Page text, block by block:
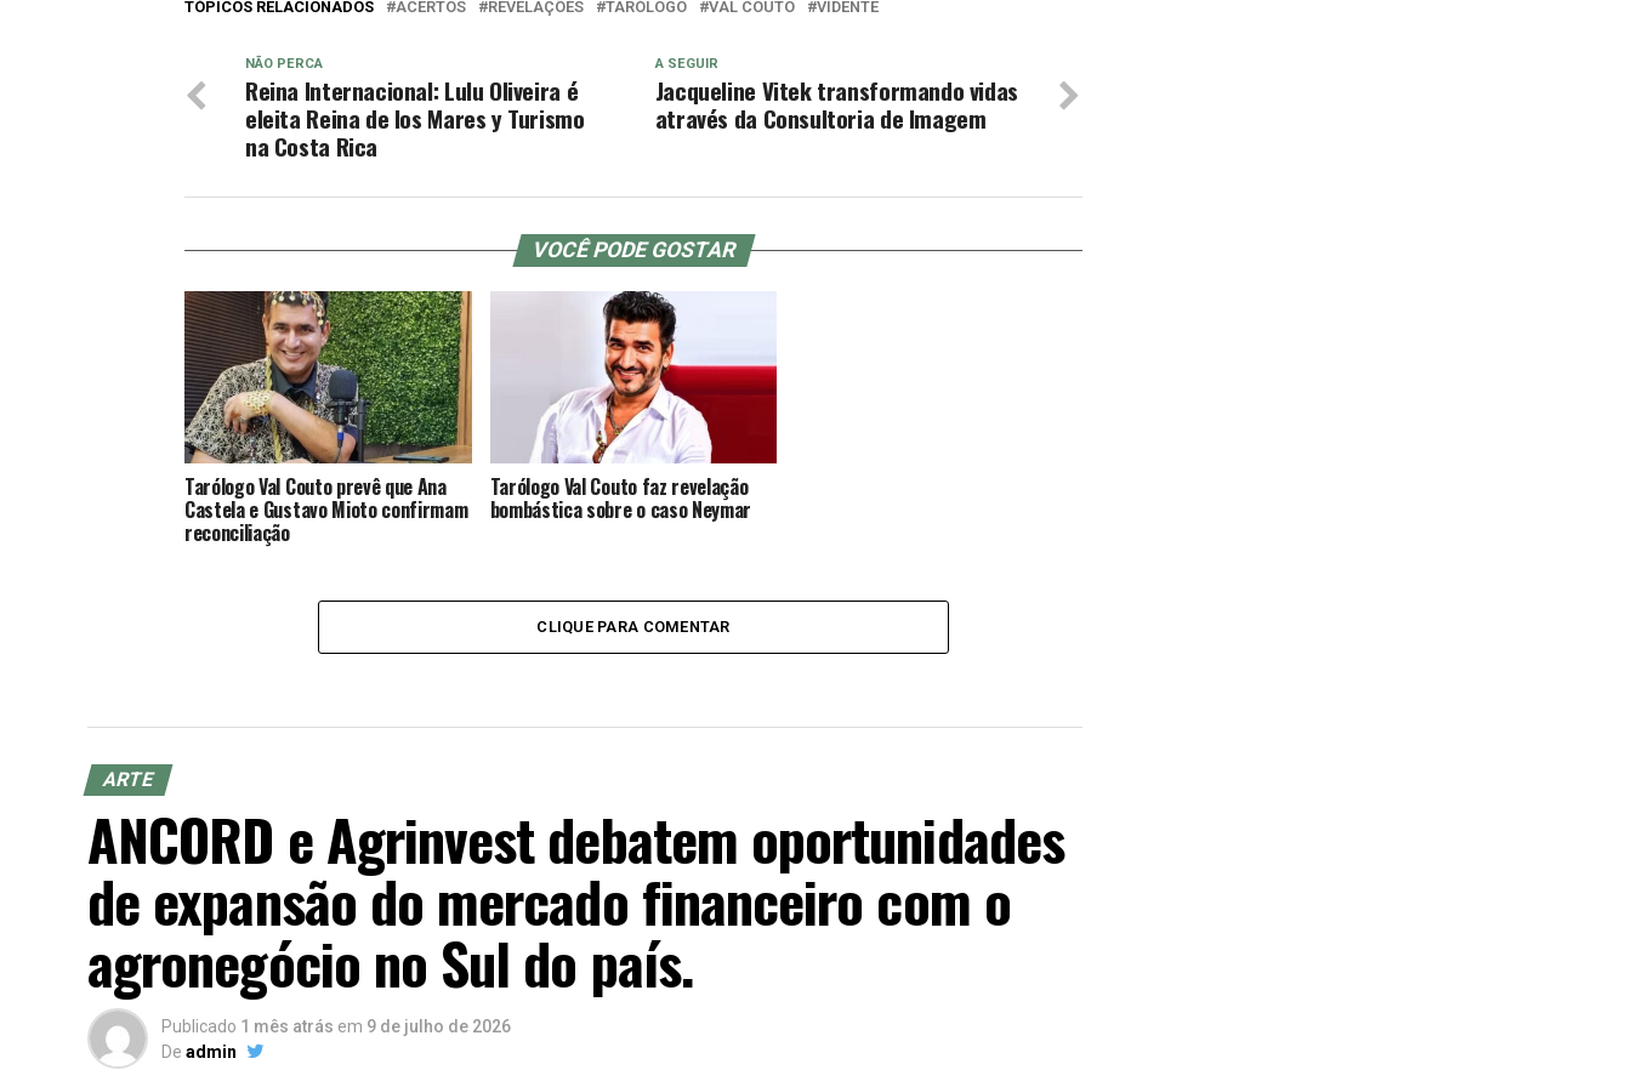
TÓPICOS RELACIONADOS ACERTOS REVELAÇÕES TARÓLOGO VAL COUTO VIDENTE
A SEGUIR
Jacqueline Vitek transformando vidas
através da Consultoria de Imagem
NÃO PERCA
Reina Internacional: Lulu Oliveira é
eleita Reina de los Mares y Turismo
na Costa Rica
VOCÊ PODE GOSTAR
Tarólogo Val Couto prevê que Ana
Castela e Gustavo Mioto confirmam
reconciliação
Tarólogo Val Couto faz revelação
bombástica sobre o caso Neymar
CLIQUE PARA COMENTAR
ARTE
ANCORD e Agrinvest debatem oportunidades
de expansão do mercado financeiro com o
agronegócio no Sul do país.
Publicado 1 mês atrás em 9 de julho de 2026
De admin